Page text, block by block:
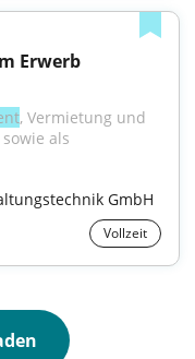
Erwerb
, Vermietung und
als
GmbH
Vollzeit